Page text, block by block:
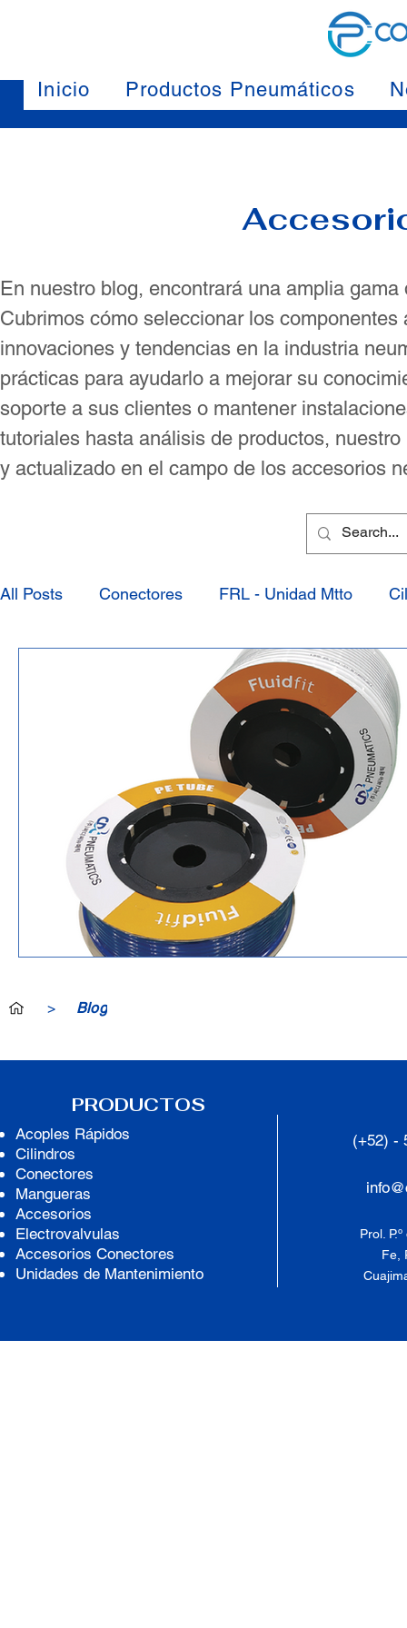
Inicio Productos Pneumáticos
En nuestro blog, encontrará una amplia
Cubrimos cómo seleccionar los
innovaciones y tendencias en la industria
prácticas para ayudarlo a mejorar su
soporte a sus clientes o mantener
tutoriales hasta análisis de productos,
y actualizado en el campo de los accesorios
All Posts Conectores FRL - Unidad Mtto
> Blog
PRODUCTOS
Acoples Rápidos
Cilindros
Conectores
Mangueras
Accesorios
Electrovalvulas
Accesorios Conectores
Unidades de Mantenimiento
(+52) -
Prol.
Fe,